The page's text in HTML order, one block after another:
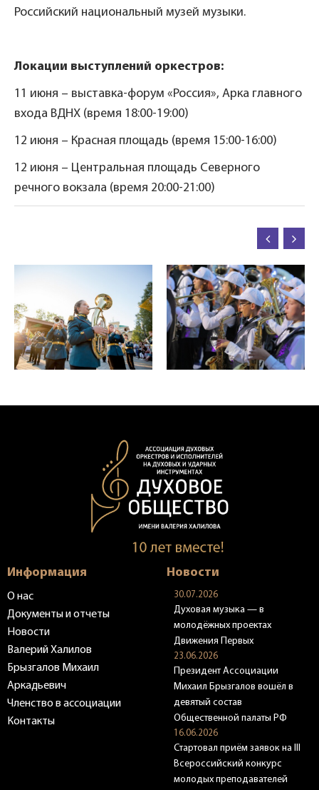
Российский национальный музей музыки.
Локации выступлений оркестров:
11 июня – выставка-форум «Россия», Арка главного
входа ВДНХ (время 18:00-19:00)
12 июня – Красная площадь (время 15:00-16:00)
12 июня – Центральная площадь Северного
речного вокзала (время 20:00-21:00)
Информация
О нас
Документы и отчеты
Новости
Валерий Халилов
Брызгалов Михаил
Аркадьевич
Членство в ассоциации
Контакты
Новости
30.07.2026
Духовая музыка — в
молодёжных проектах
Движения Первых
23.06.2026
Президент Ассоциации
Михаил Брызгалов вошёл в
девятый состав
Общественной палаты РФ
16.06.2026
Стартовал приём заявок на III
Всероссийский конкурс
молодых преподавателей